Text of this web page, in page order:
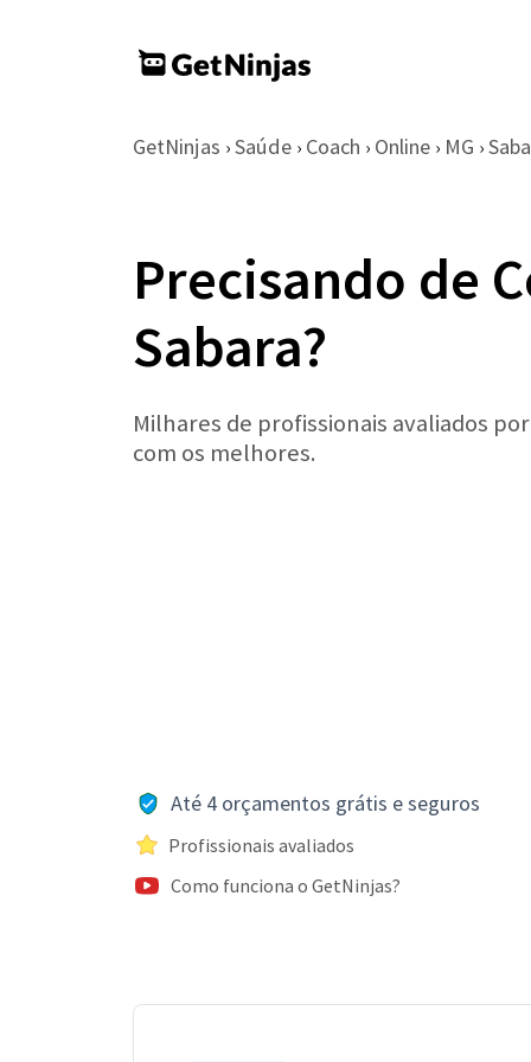
GetNinjas › Saúde › Coach › Online › MG ›
Precisando de
Sabara?
Milhares de profissionais avaliados
com os melhores.
Até 4 orçamentos grátis e seguros
Profissionais avaliados
Como funciona o GetNinjas?